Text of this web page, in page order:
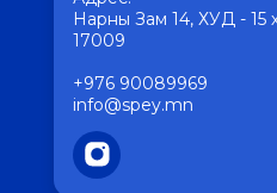
Кожные заболевания
Здоровая психика
Крепкие кости
Боль в горле
Вакцина
Нарны Зам 14, ХУД - 15
17009
+976 90089969
info@spey.mn